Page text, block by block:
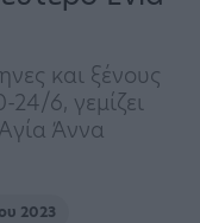
και ξένους
6, γεμίζει
Άννα
2023